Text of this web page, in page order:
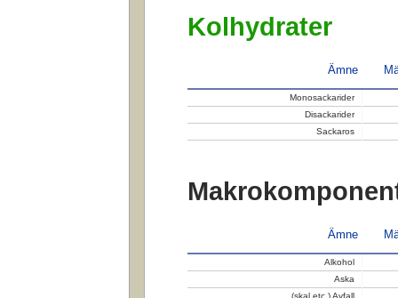
Kolhydrater
Ämne
Monosackarider
Disackarider
Sackaros
Ämne
Alkohol
Aska
(skal etc.) Avfall